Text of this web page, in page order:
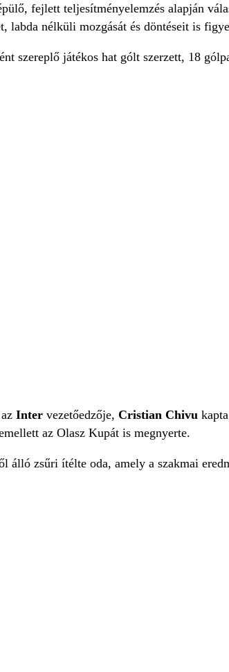
fejlett teljesítményelemzés alapján
labda nélküli mozgását és döntéseit is
szereplő játékos hat gólt szerzett, 18
Intervezetőedzője, Cristian Chivu
az Olasz Kupát is megnyerte.
álló zsűri ítélte oda, amely a szakmai